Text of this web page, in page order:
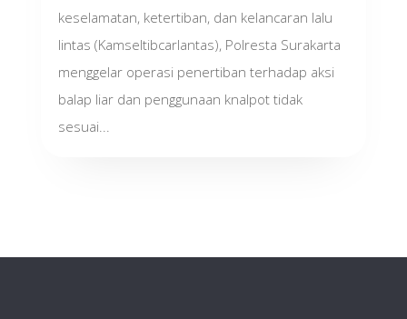
keselamatan, ketertiban, dan kelancaran lalu
lintas (Kamseltibcarlantas), Polresta Surakarta
menggelar operasi penertiban terhadap aksi
balap liar dan penggunaan knalpot tidak
sesuai...